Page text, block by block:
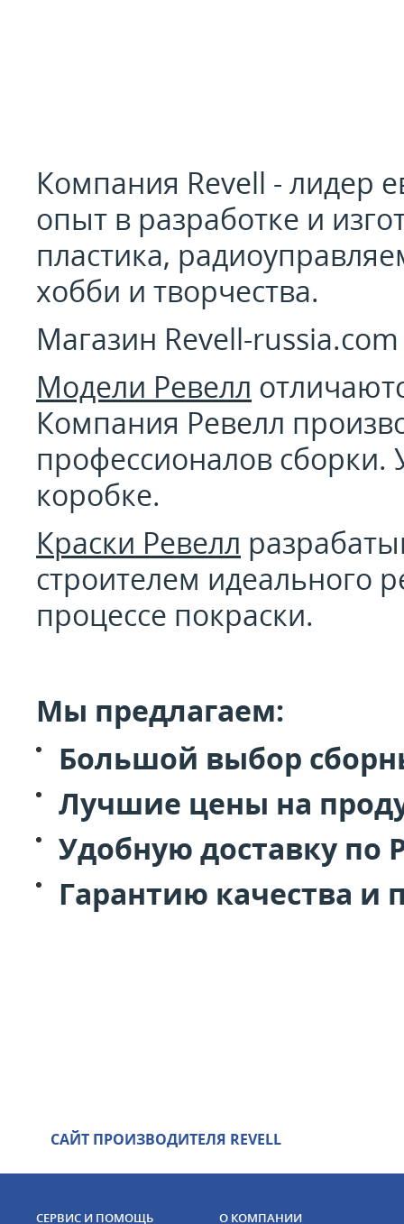
Компания Revell - лидер
опыт в разработке и
пластика,
хобби и творчества.
Магазин Revell-
Модели Ревелл
Компания Ревелл
профессионалов сборки.
коробке.
Краски Ревелл
строителем идеального
процессе покраски.
Мы предлагаем:
Большой выбор
Лучшие цены на
Удобную доставку по
Гарантию качества и
САЙТ ПРОИЗВОДИТЕЛЯ REVELL
СЕРВИС И ПОМОЩЬ О КОМПАНИИ